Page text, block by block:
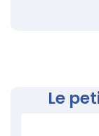
Le